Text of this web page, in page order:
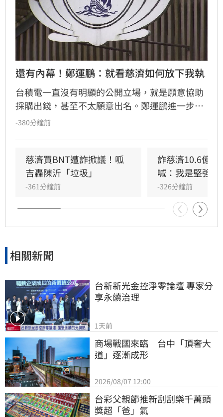
還有內幕！鄭運鵬：就看慈濟如何放下我執
台積電一直沒有明顯的公開立場，就是願意協助
採購出錢，甚至不太願意出名。鄭運鵬進一步指
出，慈濟和鴻海、台積電不同的地方在於慈濟本
不過回頭驗證，慈濟在當時的採購過程中幾乎沒
有角色，但是，慈濟在當年是最常表態的，顯然
慈濟內部在BNT的這麼大金額的重要採購上，慈
濟醫院並沒有被賦予重要的角色，原因不明。
-380分鐘前
慈濟買BNT遭詐掀議！呱
吉轟陳沂「垃圾」
-361分鐘前
詐慈濟10.6億！
喊：我是堅強的
-326分鐘前
相關新聞
台新新光金控淨零論壇 專家分
享永續治理
1天前
商場戰國來臨　台中「頂奢大
道」逐漸成形
2026/08/07 12:00
台彩父親節推新刮刮樂千萬頭
獎超「爸」氣